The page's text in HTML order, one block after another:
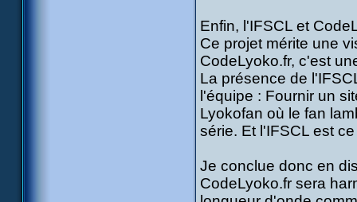
Enfin, l'IFSCL et
Ce projet mérite une
CodeLyoko.fr, c'est
La présence de
l'équipe : Fournir un
Lyokofan où le fan
série. Et l'IFSCL est
Je conclue donc en
CodeLyoko.fr sera